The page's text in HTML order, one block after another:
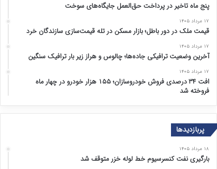
پنج ماه تاخیر در پرداخت حق‌العمل جایگاه‌های سوخت
۱۷ مرداد ۱۴۰۵
قیمت ملک در دور باطل؛ بازار مسکن در تله قیمت‌سازی سازندگان خرد
۱۷ مرداد ۱۴۰۵
آخرین وضعیت ترافیکی جاده‌ها؛ چالوس و هراز زیر بار ترافیک سنگین
۱۷ مرداد ۱۴۰۵
افت ۳۴ درصدی فروش خودروسازان؛ ۱۵۵ هزار خودرو در چهار ماه
فروخته شد
پربازدیدها
۱۸ مرداد ۱۴۰۵
بارگیری نفت کنسرسیوم خط لوله خزر متوقف شد